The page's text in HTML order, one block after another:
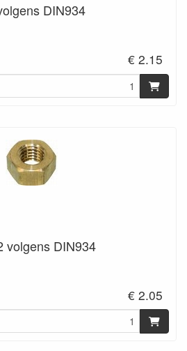
DIN934
€ 2.15
volgens DIN934
€ 2.05